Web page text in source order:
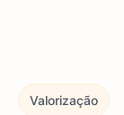
Valorização